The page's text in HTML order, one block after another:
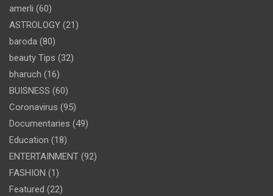
amerli (60)
ASTROLOGY (21)
baroda (80)
beauty Tips (32)
bharuch (16)
BUISNESS (60)
Coronavirus (95)
Documentaries (49)
Education (18)
ENTERTAINMENT (92)
FASHION (1)
Featured (22)